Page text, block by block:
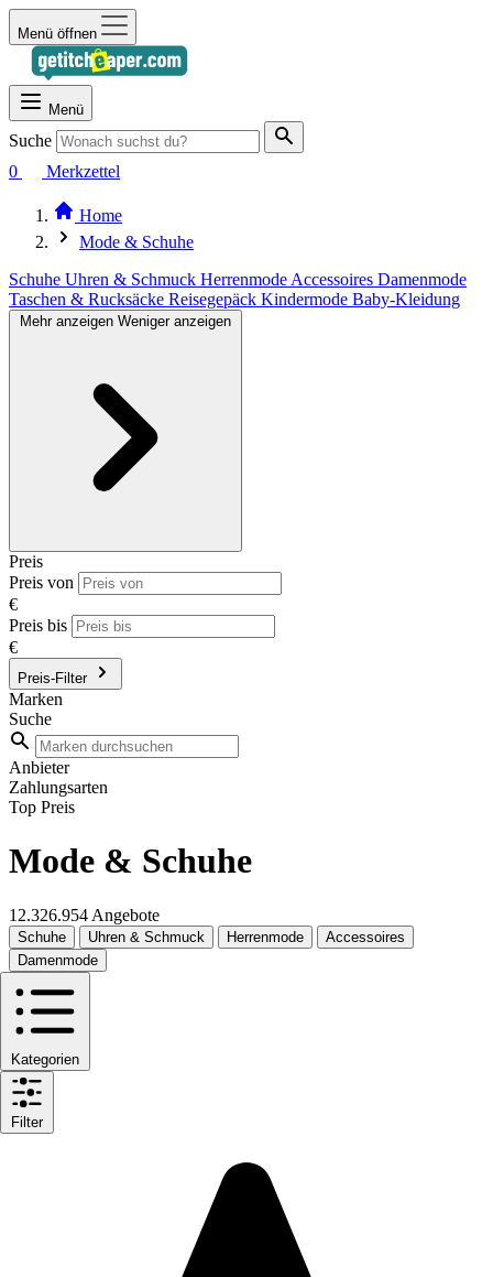
Menü öffnen
Menü
Suche
0
Merkzettel
Home
Mode & Schuhe
Schuhe Uhren & Schmuck Herrenmode Accessoires Damenmode
Taschen & Rucksäcke Reisegepäck Kindermode Baby-Kleidung
Mehr anzeigen Weniger anzeigen
Preis
Preis von
€
Preis bis
€
Preis-Filter
Marken
Suche
Anbieter
Zahlungsarten
Top Preis
Mode & Schuhe
12.326.954 Angebote
Schuhe Uhren & Schmuck Herrenmode
Accessoires
Damenmode
Kategorien
Filter